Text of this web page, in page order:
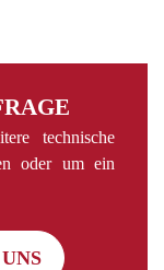
technische
oder um ein